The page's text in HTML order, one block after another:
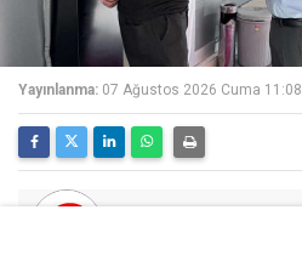
Yayınlanma: 07 Ağustos 2026 Cuma 11:08